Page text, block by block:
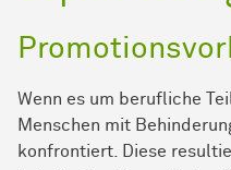
Wenn es um berufliche
Menschen mit
konfrontiert. Diese